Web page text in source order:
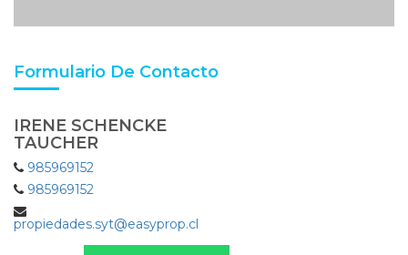
Formulario De Contacto
IRENE SCHENCKE
TAUCHER
985969152
985969152
propiedades.syt@easyprop.cl